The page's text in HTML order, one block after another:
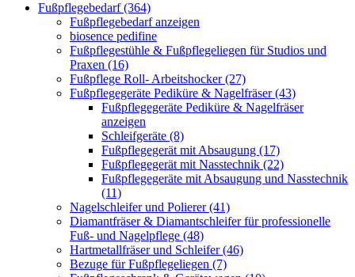
Fußpflegebedarf (364)
Fußpflegebedarf anzeigen
biosence pedifine
Fußpflegestühle & Fußpflegeliegen für Studios und
Praxen (16)
Fußpflege Roll- Arbeitshocker (27)
Fußpflegegeräte Pediküre & Nagelfräser (43)
Fußpflegegeräte Pediküre & Nagelfräser
anzeigen
Schleifgeräte (8)
Fußpflegegerät mit Absaugung (17)
Fußpflegegerät mit Nasstechnik (22)
Fußpflegegeräte mit Absaugung und Nasstechnik
(11)
Nagelschleifer und Polierer (41)
Diamantfräser & Diamantschleifer für professionelle
Fuß- und Nagelpflege (48)
Hartmetallfräser und Schleifer (46)
Bezuge für Fußpflegeliegen (7)